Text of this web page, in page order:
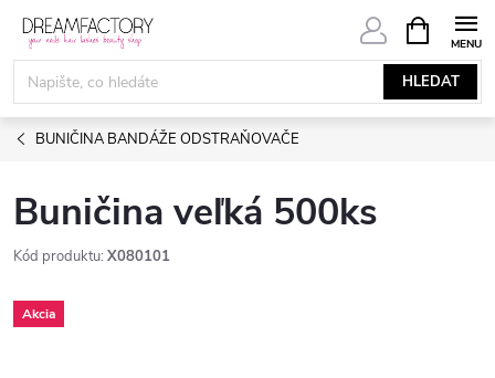
Přejít
obsah
HLEDAT
NÁKUPNÍ
KOŠÍK
BUNIČINA BANDÁŽE ODSTRAŇOVAČE
Buničina veľká 500ks
Kód produktu: X080101
Akcia